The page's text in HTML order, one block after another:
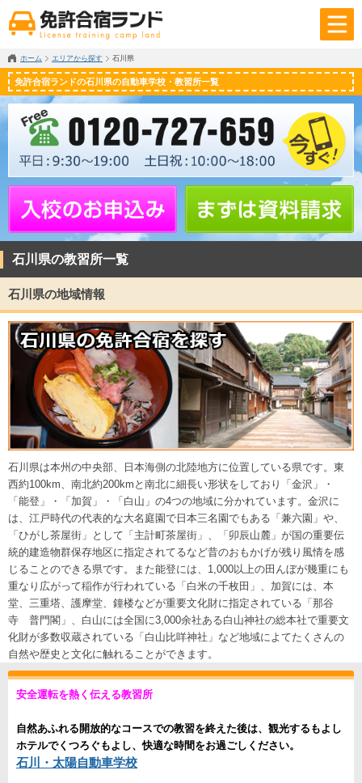
ホーム エリアから探す 石川県
免許合宿ランドの石川県の自動車学校・教習所一覧
石川県の教習所一覧
石川県の地域情報
石川県は本州の中央部、日本海側の北陸地方に位置している県です。東
西約100km、南北約200kmと南北に細長い形状をしており「金沢」・
「能登」・「加賀」・「白山」の4つの地域に分かれています。金沢に
は、江戸時代の代表的な大名庭園で日本三名園でもある「兼六園」や、
「ひがし茶屋街」として「主計町茶屋街」、「卯辰山麓」が国の重要伝
統的建造物群保存地区に指定されてるなど昔のおもかげが残り風情を感
じることのできる県です。また能登には、1,000以上の田んぼが幾重にも
重なり広がって稲作が行われている「白米の千枚田」、加賀には、本
堂、三重塔、護摩堂、鐘楼などが重要文化財に指定されている「那谷
寺 普門閣」、白山には全国に3,000余社ある白山神社の総本社で重要文
化財が多数収蔵されている「白山比咩神社」など地域によてたくさんの
自然や歴史と文化に触れることができます。
安全運転を熱く伝える教習所
自然あふれる開放的なコースでの教習を終えた後は、観光するもよし
ホテルでくつろぐもよし、快適な時間をお過ごしください。
石川・太陽自動車学校